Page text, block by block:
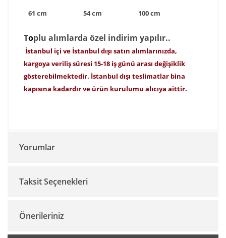
61 cm 54 cm 100 cm
Toplu alımlarda özel indirim yapılır..
İstanbul içi ve İstanbul dışı satın alımlarınızda,
kargoya veriliş süresi 15-18 iş günü arası değişiklik
gösterebilmektedir. İstanbul dışı teslimatlar bina
kapısına kadardır ve ürün kurulumu alıcıya aittir.
Yorumlar
Bu ürüne ilk yorumu siz yapın!
Taksit Seçenekleri
Önerileriniz